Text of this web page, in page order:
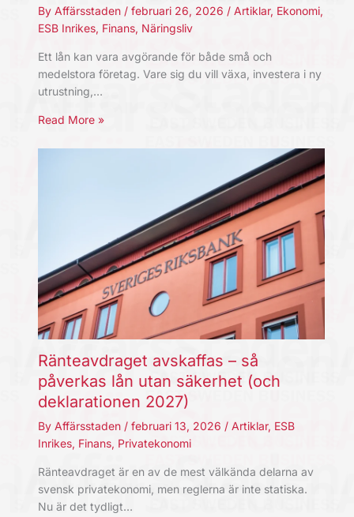
By Affärsstaden / februari 26, 2026 / Artiklar, Ekonomi,
ESB Inrikes, Finans, Näringsliv
Ett lån kan vara avgörande för både små och
medelstora företag. Vare sig du vill växa, investera i ny
utrustning,…
Read More »
Ränteavdraget avskaffas – så
påverkas lån utan säkerhet (och
deklarationen 2027)
By Affärsstaden / februari 13, 2026 / Artiklar, ESB
Inrikes, Finans, Privatekonomi
Ränteavdraget är en av de mest välkända delarna av
svensk privatekonomi, men reglerna är inte statiska.
Nu är det tydligt…